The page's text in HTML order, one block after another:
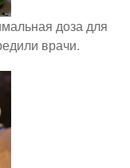
доза для
врачи.